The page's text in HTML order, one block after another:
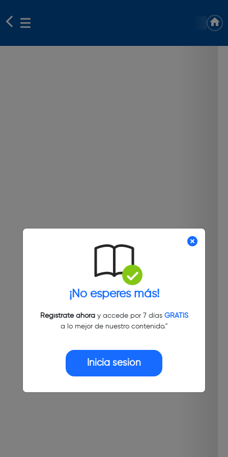
¡No esperes más!
Regístrate ahoray accede por 7 días GRATIS
a lo mejor de nuestro contenido."
Inicia sesión